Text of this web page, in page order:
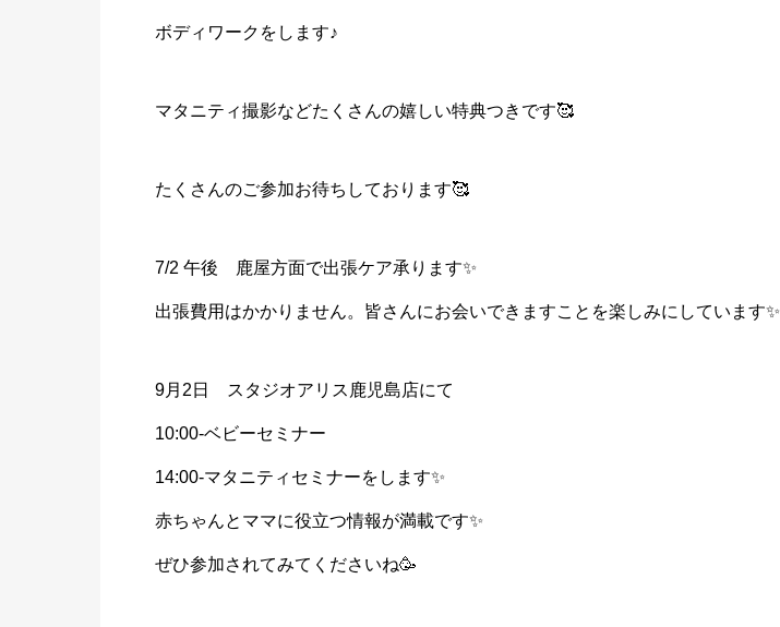
ボディワークをします♪
マタニティ撮影などたくさんの嬉しい特典つきです🥰
たくさんのご参加お待ちしております🥰
7/2 午後 鹿屋方面で出張ケア承ります✨
出張費用はかかりません。皆さんにお会いできますことを楽しみにしています✨
9月2日 スタジオアリス鹿児島店にて
10:00-ベビーセミナー
14:00-マタニティセミナーをします✨
赤ちゃんとママに役立つ情報が満載です✨
ぜひ参加されてみてくださいね🥳